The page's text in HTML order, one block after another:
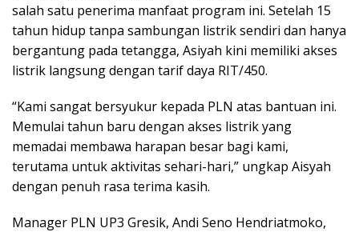
salah satu penerima manfaat program ini. Setelah 15
tahun hidup tanpa sambungan listrik sendiri dan hanya
bergantung pada tetangga, Asiyah kini memiliki akses
listrik langsung dengan tarif daya RIT/450.
“Kami sangat bersyukur kepada PLN atas bantuan ini.
Memulai tahun baru dengan akses listrik yang
memadai membawa harapan besar bagi kami,
terutama untuk aktivitas sehari-hari,” ungkap Aisyah
dengan penuh rasa terima kasih.
Manager PLN UP3 Gresik, Andi Seno Hendriatmoko,